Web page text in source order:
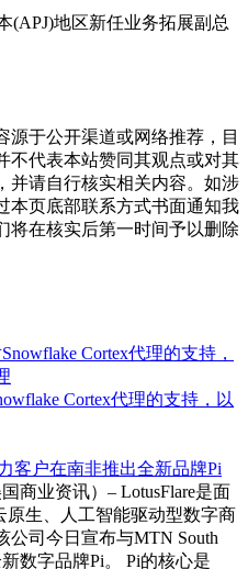
(APJ)地区新任业务拓展副总
源于公开渠道或网络推荐，目
不代表本站赞同其观点或对其
并请自行核实相关内容。如涉
本页底部联系方式书面通知我
将在核实后第一时间予以删除
Cortex代理的支持，以
客户在南非推出全新品牌Pi
商业资讯）– LotusFlare是面
原生、人工智能驱动型数字商
公司今日宣布与MTN South
数字品牌Pi。 Pi的核心是